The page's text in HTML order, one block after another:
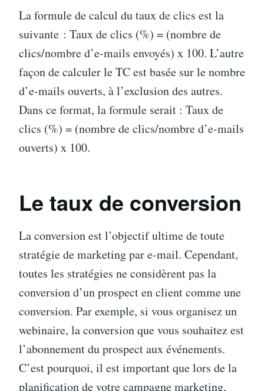
La formule de calcul du taux de clics est la
suivante : Taux de clics (%) = (nombre de
clics/nombre d’e-mails envoyés) x 100. L’autre
façon de calculer le TC est basée sur le nombre
d’e-mails ouverts, à l’exclusion des autres.
Dans ce format, la formule serait : Taux de
clics (%) = (nombre de clics/nombre d’e-mails
ouverts) x 100.
Le taux de conversion
La conversion est l’objectif ultime de toute
stratégie de marketing par e-mail. Cependant,
toutes les stratégies ne considèrent pas la
conversion d’un prospect en client comme une
conversion. Par exemple, si vous organisez un
webinaire, la conversion que vous souhaitez est
l’abonnement du prospect aux événements.
C’est pourquoi, il est important que lors de la
planification de votre campagne marketing,